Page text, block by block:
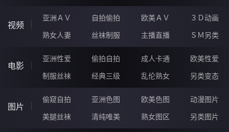
视频
亚洲ＡＶ 自拍偷拍 欧美ＡＶ
３Ｄ动画
熟女人妻
丝袜制服 主播直播 ＳＭ另类
电影
亚洲性爱 偷拍自拍 成人卡通
欧美性爱
制服丝袜
经典三级 乱伦熟女 另类变态
图片
偷窥自拍 亚洲色图 欧美色图
动漫图片
美腿丝袜
清纯唯美 熟女图区 另类图片